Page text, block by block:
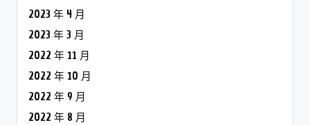
2023 年 4 月
2023 年 3 月
2022 年 11 月
2022 年 10 月
2022 年 9 月
2022 年 8 月